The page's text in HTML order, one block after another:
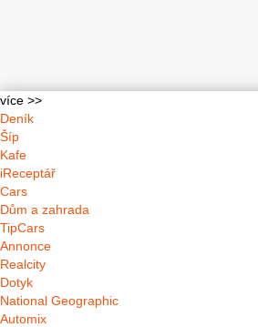
více >>
Deník
Šíp
Kafe
iReceptář
Cars
Dům a zahrada
TipCars
Annonce
Realcity
Dotyk
National Geographic
Automix